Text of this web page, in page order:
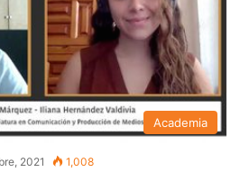
Academia
2021 1,008